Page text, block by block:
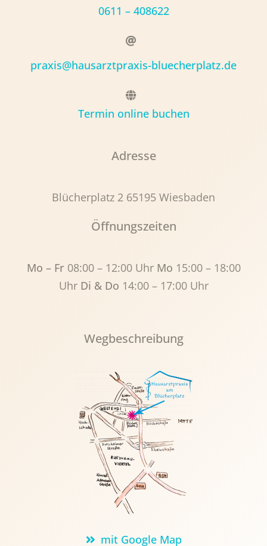
0611 – 408622
praxis@hausarztpraxis-bluecherplatz.de
Termin online buchen
Adresse
Blücherplatz 2 65195 Wiesbaden
Öffnungszeiten
Mo – Fr 08:00 – 12:00 Uhr Mo 15:00 – 18:00
Uhr Di & Do 14:00 – 17:00 Uhr
Wegbeschreibung
mit Google Map